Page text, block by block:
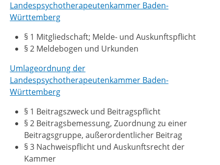
Landespsychotherapeutenkammer Baden-
Württemberg
§ 1 Mitgliedschaft; Melde- und Auskunftspflicht
§ 2 Meldebogen und Urkunden
Umlageordnung der
Landespsychotherapeutenkammer Baden-
Württemberg
§ 1 Beitragszweck und Beitragspflicht
§ 2 Beitragsbemessung, Zuordnung zu einer
Beitragsgruppe, außerordentlicher Beitrag
§ 3 Nachweispflicht und Auskunftsrecht der
Kammer